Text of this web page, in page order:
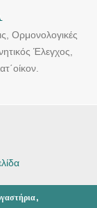
Ορμονολογικές
Έλεγχος,
,